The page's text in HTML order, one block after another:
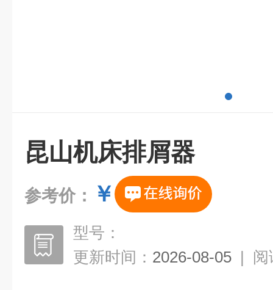
昆山机床排屑器
参考价： ￥
型号：
更新时间： 2026-08-05 | 阅